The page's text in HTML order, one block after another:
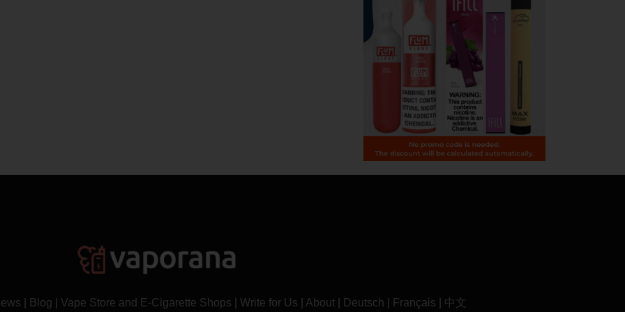
Blog Vape Store and E-Cigarette Shops Write for Us About| Deutsch Français 中文